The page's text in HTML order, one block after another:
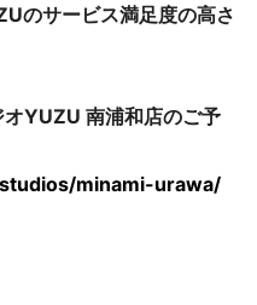
のサービス満足度の高さ
オYUZU 南浦和店のご予
minami-urawa/